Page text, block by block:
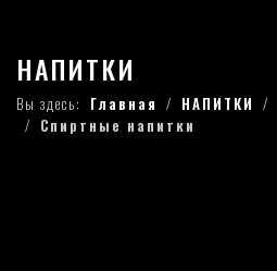
НАПИТКИ
Вы здесь: Главная НАПИТКИ
Спиртные напитки